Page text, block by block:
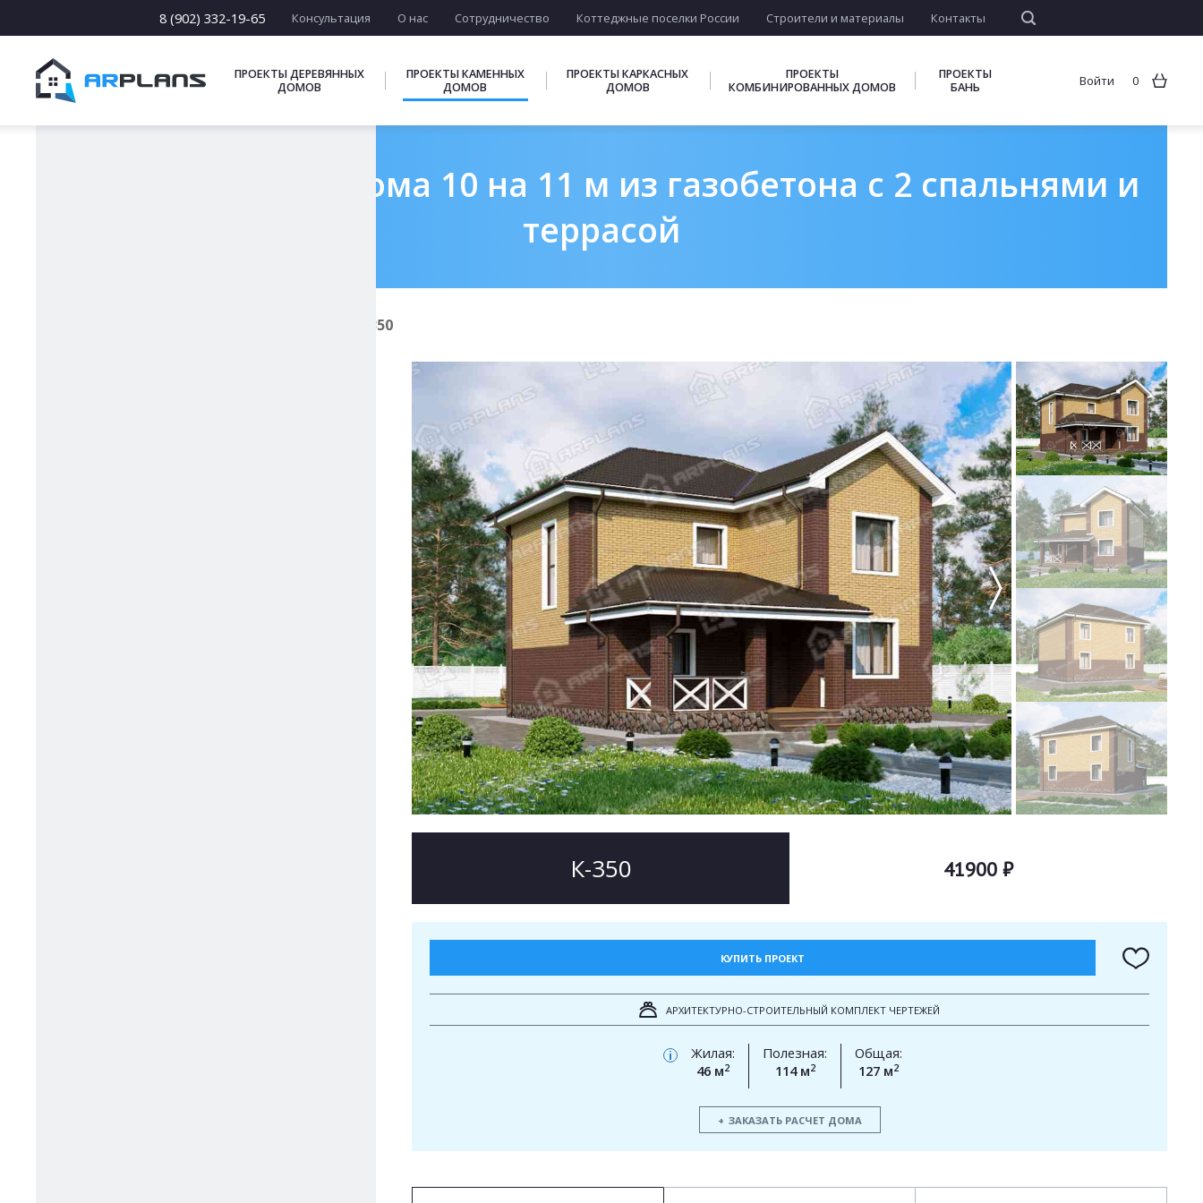
8 (902) 332-19-65 Консультация О нас Сотрудничество Коттеджные поселки России Строители и материалы Контакты
ПРОЕКТЫ ДЕРЕВЯННЫХ
ДОМОВ
ПРОЕКТЫ КАМЕННЫХ
ДОМОВ
ПРОЕКТЫ КАРКАСНЫХ
ДОМОВ
ПРОЕКТЫ
КОМБИНИРОВАННЫХ ДОМОВ
ПРОЕКТЫ
БАНЬ
Войти 0
Готовый проект дома 10 на 11 м из газобетона с 2 спальнями и
террасой
К-350
17 х [17-22]
ПОДБОРКИ
К-350 41900 ₽
КУПИТЬ ПРОЕКТ
АРХИТЕКТУРНО-СТРОИТЕЛЬНЫЙ КОМПЛЕКТ ЧЕРТЕЖЕЙ
i
Жилая:
46 м2
Полезная:
114 м2
Общая:
127 м2
ЗАКАЗАТЬ РАСЧЕТ ДОМА